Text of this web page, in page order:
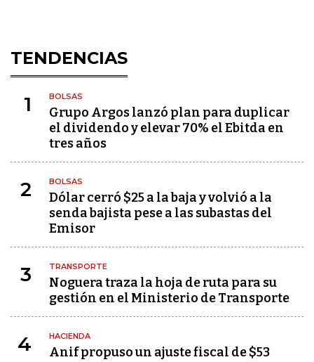
TENDENCIAS
1 BOLSAS
Grupo Argos lanzó plan para duplicar
el dividendo y elevar 70% el Ebitda en
tres años
2 BOLSAS
Dólar cerró $25 a la baja y volvió a la
senda bajista pese a las subastas del
Emisor
3 TRANSPORTE
Noguera traza la hoja de ruta para su
gestión en el Ministerio de Transporte
4 HACIENDA
Anif propuso un ajuste fiscal de $53